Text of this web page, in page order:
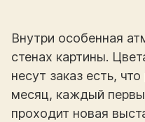
Внутри особенная
стенах картины.
несут заказ есть,
месяц, каждый
проходит новая